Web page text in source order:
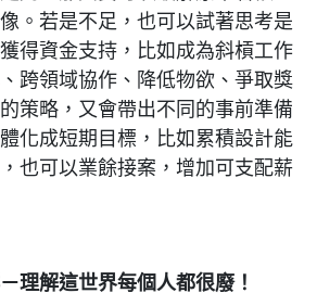
。若是不足，也可以試著思考是
得資金支持，比如成為斜槓工作
跨領域協作、降低物欲、爭取獎
策略，又會帶出不同的事前準備
化成短期目標，比如累積設計能
也可以業餘接案，增加可支配薪
理解這世界每個人都很廢！